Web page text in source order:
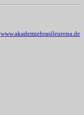
www.akademiebrasileuropa.de